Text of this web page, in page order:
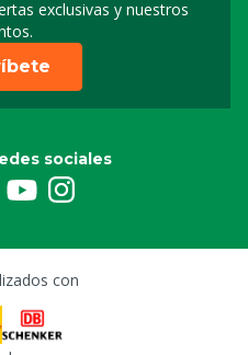
exclusivas y nuestros
sociales
con